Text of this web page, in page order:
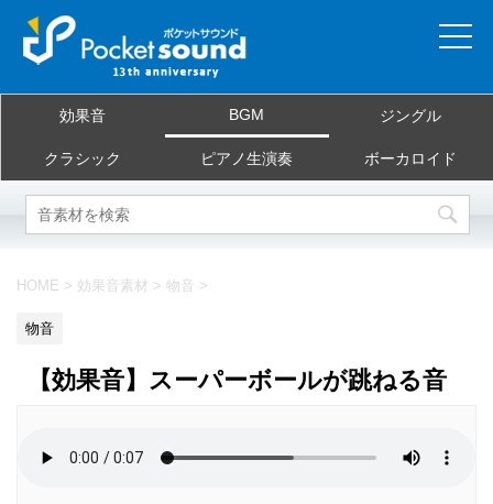
当サイトについて
ご利用規約
お問合せ
効果音 BGM ジングル
クラシック ピアノ生演奏 ボーカロイド
HOME > 効果音素材 > 物音 >
物音
【効果音】スーパーボールが跳ねる音